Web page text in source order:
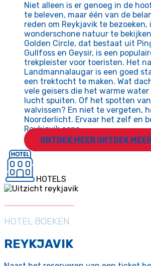
Niet alleen is er genoeg in de
te beleven, maar één van de
reden om Reykjavik te bezoeken,
wonderschone natuur te
Golden Circle, dat bestaat uit
Gullfoss en Geysir, is een
trekpleister voor toeristen. Het
Landmannalaugar is een goed
een trektocht te maken. Wat
vele geisers die het warme water
lucht spuiten. Of het spotten van
walvissen? En niet te vergeten,
Noorderlicht. Ervaar het zelf en
Reykjavik eens.
ONTDEK MEER ONTDEK
HOTELS
HOTEL BOEKEN
REYKJAVIK